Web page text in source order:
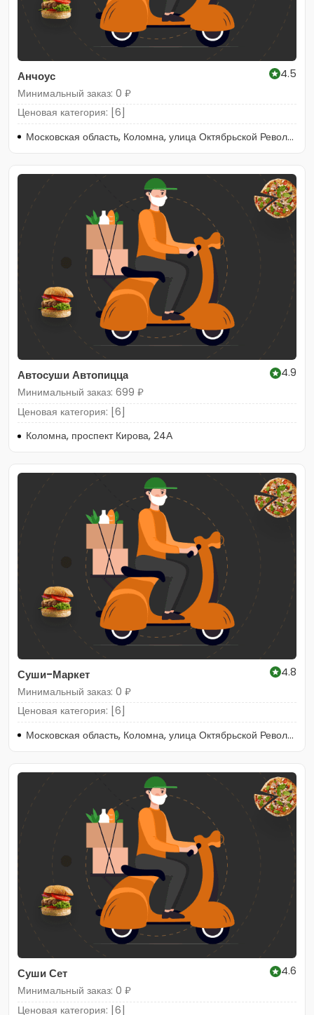
Анчоус
4.5
Минимальный заказ: 0 ₽
Ценовая категория: [6]
Московская область, Коломна, улица Октябрьской Революции, 362
Автосуши Автопицца
4.9
Минимальный заказ: 699 ₽
Ценовая категория: [6]
Коломна, проспект Кирова, 24А
Суши-Маркет
4.8
Минимальный заказ: 0 ₽
Ценовая категория: [6]
Московская область, Коломна, улица Октябрьской Революции, 362
Суши Сет
4.6
Минимальный заказ: 0 ₽
Ценовая категория: [6]